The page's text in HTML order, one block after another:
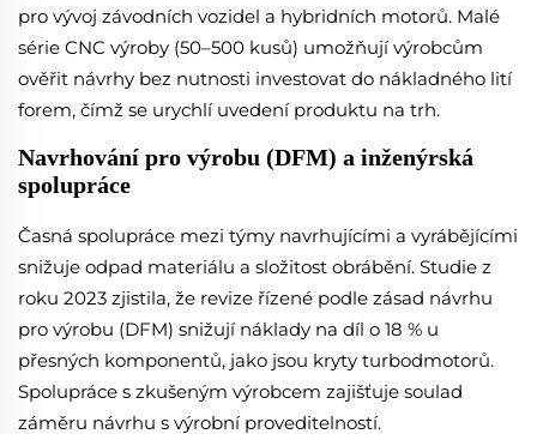
pro vývoj závodních vozidel a hybridních motorů. Malé
série CNC výroby (50–500 kusů) umožňují výrobcům
ověřit návrhy bez nutnosti investovat do nákladného lití
forem, čímž se urychlí uvedení produktu na trh.
Navrhování pro výrobu (DFM) a inženýrská
spolupráce
Časná spolupráce mezi týmy navrhujícími a vyrábějícími
snižuje odpad materiálu a složitost obrábění. Studie z
roku 2023 zjistila, že revize řízené podle zásad návrhu
pro výrobu (DFM) snižují náklady na díl o 18 % u
přesných komponentů, jako jsou kryty turbodmotorů.
Spolupráce s zkušeným výrobcem zajišťuje soulad
záměru návrhu s výrobní proveditelností.